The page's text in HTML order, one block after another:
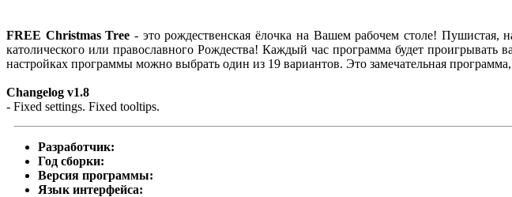
FREE Christmas Tree - это рождественская ёлочка на Вашем рабочем столе!
католического или православного Рождества! Каждый час программа будет
настройках программы можно выбрать один из 19 вариантов. Это замечательная
Changelog v1.8
- Fixed settings. Fixed tooltips.
Разработчик:
Год сборки:
Версия программы:
Язык интерфейса: